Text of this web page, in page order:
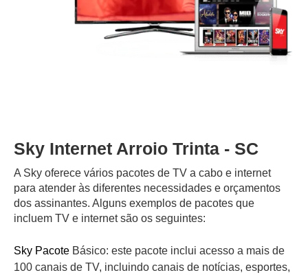
Sky Internet Arroio Trinta - SC
A Sky oferece vários pacotes de TV a cabo e internet
para atender às diferentes necessidades e orçamentos
dos assinantes. Alguns exemplos de pacotes que
incluem TV e internet são os seguintes:
Sky Pacote Básico: este pacote inclui acesso a mais de
100 canais de TV, incluindo canais de notícias, esportes,